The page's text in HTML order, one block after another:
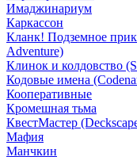
Имаджинариум
Каркассон
Кланк! Подземное
Adventure)
Клинок и колдовство
Кодовые имена
Кооперативные
Кромешная тьма
КвестМастер
Мафия
Манчкин